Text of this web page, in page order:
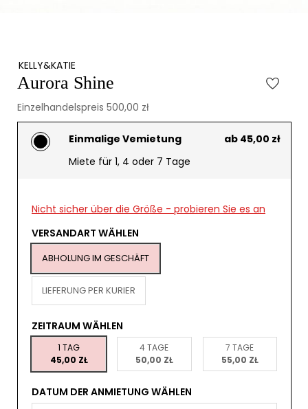
KELLY&KATIE
Aurora Shine
Einzelhandelspreis 500,00 zł
Einmalige Vemietung
ab 45,00 zł
Miete für 1, 4 oder 7 Tage
Nicht sicher über die Größe - probieren Sie es an
VERSANDART WÄHLEN
ABHOLUNG IM GESCHÄFT
LIEFERUNG PER KURIER
ZEITRAUM WÄHLEN
1 TAG
45,00 ZŁ
4 TAGE
50,00 ZŁ
7 TAGE
55,00 ZŁ
DATUM DER ANMIETUNG WÄHLEN